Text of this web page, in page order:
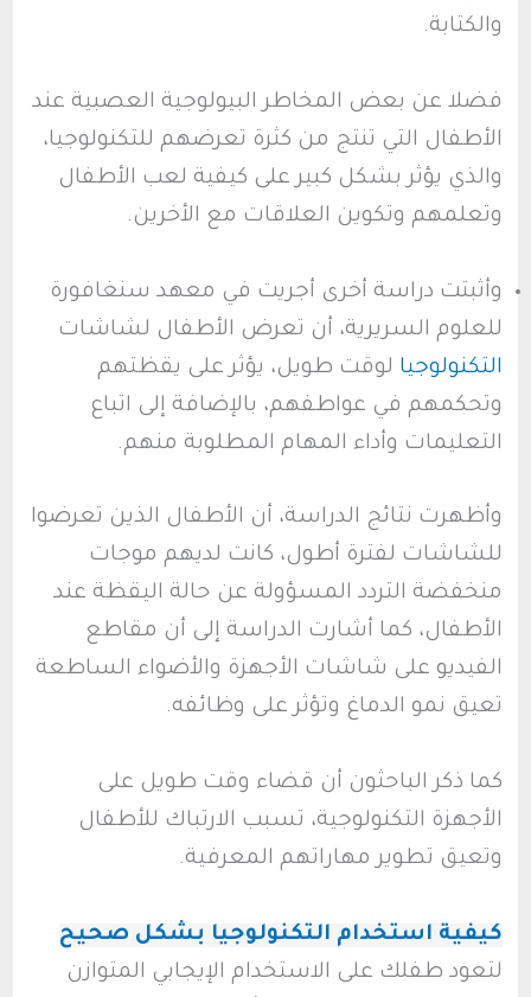
والكتابة.
فضلا عن بعض المخاطر البيولوجية العصبية عند
الأطفال التي تنتج من كثرة تعرضهم للتكنولوجيا،
والذي يؤثر بشكل كبير على كيفية لعب الأطفال
وتعلمهم وتكوين العلاقات مع الأخرين.
وأثبتت دراسة أخرى أجريت في معهد سنغافورة
للعلوم السريرية، أن تعرض الأطفال لشاشات
التكنولوجيا لوقت طويل، يؤثر على يقظتهم
وتحكمهم في عواطفهم، بالإضافة إلى اتباع
التعليمات وأداء المهام المطلوبة منهم.
وأظهرت نتائج الدراسة، أن الأطفال الذين تعرضوا
للشاشات لفترة أطول، كانت لديهم موجات
منخفضة التردد المسؤولة عن حالة اليقظة عند
الأطفال، كما أشارت الدراسة إلى أن مقاطع
الفيديو على شاشات الأجهزة والأضواء الساطعة
تعيق نمو الدماغ وتؤثر على وظائفه.
كما ذكر الباحثون أن قضاء وقت طويل على
الأجهزة التكنولوجية، تسبب الارتباك للأطفال
وتعيق تطوير مهاراتهم المعرفية.
كيفية استخدام التكنولوجيا بشكل صحيح
لتعود طفلك على الاستخدام الإيجابي المتوازن